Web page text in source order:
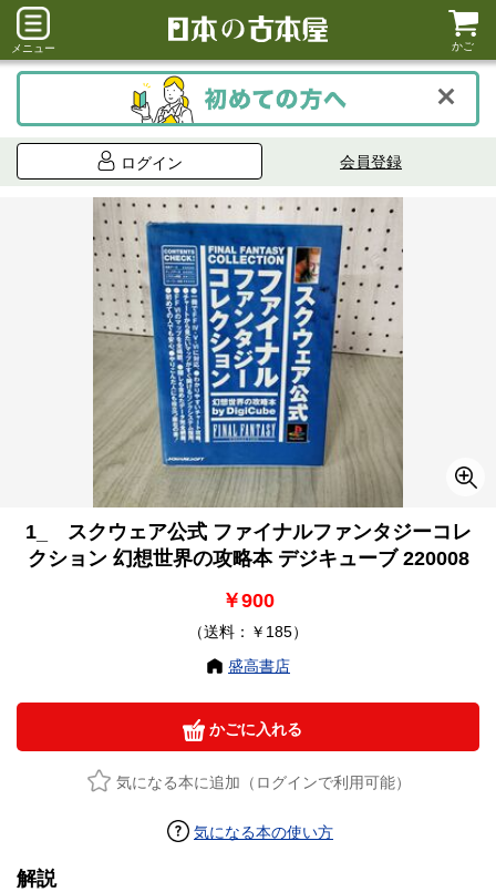
メニュー かご
ログイン 会員登録
1_ スクウェア公式 ファイナルファンタジーコレ
クション 幻想世界の攻略本 デジキューブ 220008
￥900
（送料：￥185）
盛高書店
かごに入れる
気になる本に追加（ログインで利用可能）
気になる本の使い方
解説